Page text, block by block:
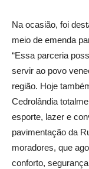
Na ocasião, foi
meio de emenda
“Essa parceria
servir ao povo
região. Hoje
Cedrolândia
esporte, lazer e
pavimentação da
moradores, que
conforto,